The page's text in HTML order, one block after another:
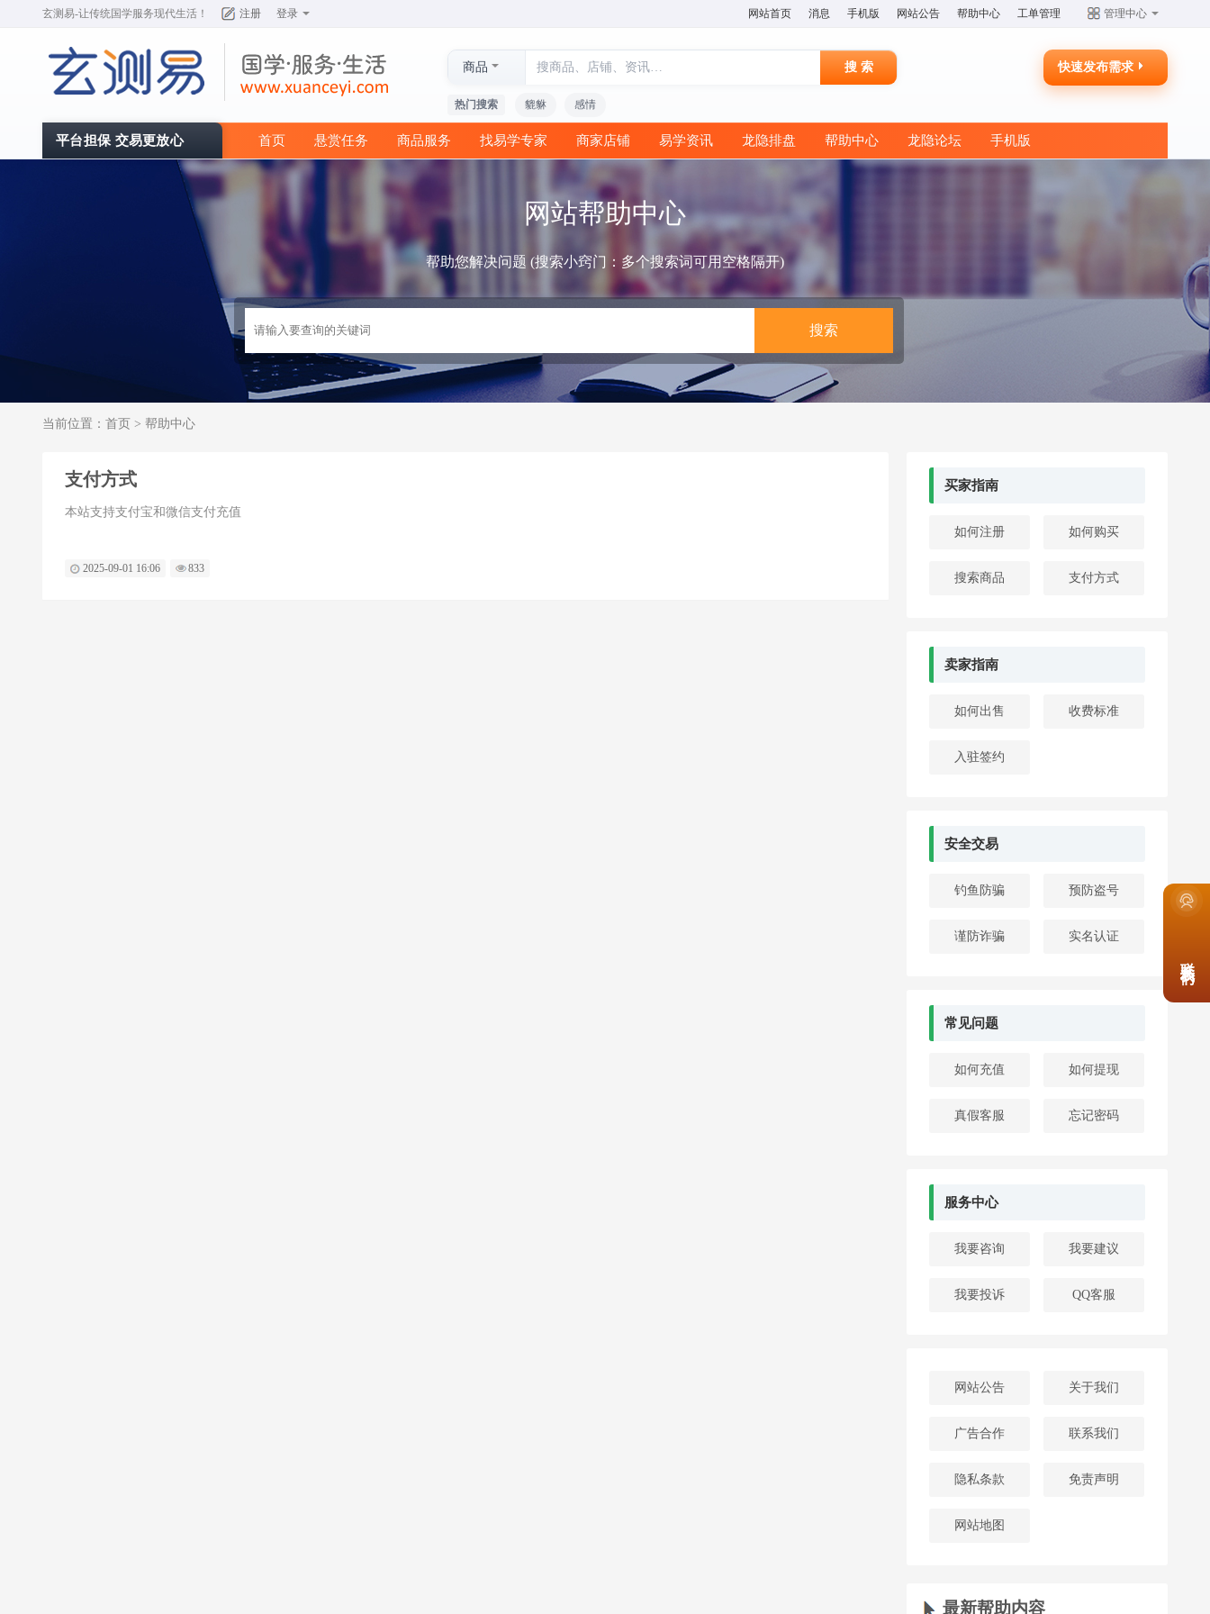
玄测易-让传统国学服务现代生活！ 注册 登录 网站首页 消息 手机版 网站公告 帮助中心 工单管理 管理中心
商品
热门搜索 貔貅 感情
快速发布需求
平台担保 交易更放心 首页 悬赏任务 商品服务 找易学专家 商家店铺 易学资讯 龙隐排盘 帮助中心 龙隐论坛 手机版
网站帮助中心
帮助您解决问题 (搜索小窍门：多个搜索词可用空格隔开)
当前位置： 首页 > 帮助中心
支付方式
本站支持支付宝和微信支付充值
2025-09-01 16:06 833
买家指南
如何注册 如何购买
搜索商品 支付方式
卖家指南
如何出售 收费标准
入驻签约
安全交易
钓鱼防骗 预防盗号
谨防诈骗 实名认证
常见问题
如何充值 如何提现
真假客服 忘记密码
服务中心
我要咨询 我要建议
我要投诉 QQ客服
网站公告 关于我们
广告合作 联系我们
隐私条款 免责声明
网站地图
最新帮助内容